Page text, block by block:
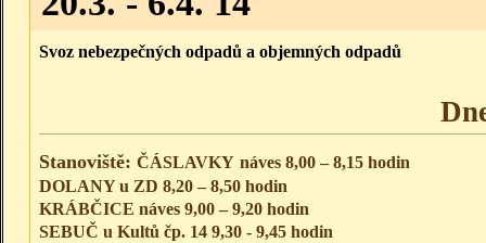
Svoz nebezpečných odpadů a objemných odpadů
Stanoviště: ČÁSLAVKY náves 8,00 – 8,15 hodin
DOLANY u ZD 8,20 – 8,50 hodin
KRÁBČICE náves 9,00 – 9,20 hodin
SEBUČ u Kultů čp. 14 9,30 - 9,45 hodin